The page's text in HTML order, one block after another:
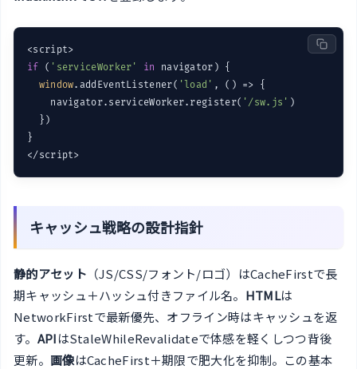
if
( 'serviceWorker' in
navigator) {
window.addEventListener( 'load' , () => {
    navigator.serviceWorker.register(
'/sw.js' )
  })
}
キャッシュ戦略の設計指針
静的アセット （JS/CSS/フォント/ロゴ）はCacheFirstで長
期キャッシュ＋ハッシュ付きファイル名。 HTMLは
NetworkFirstで最新優先、オフライン時はキャッシュを返
す。 APIはStaleWhileRevalidateで体感を軽くしつつ背後
更新。 画像はCacheFirst＋期限で肥大化を抑制。この基本